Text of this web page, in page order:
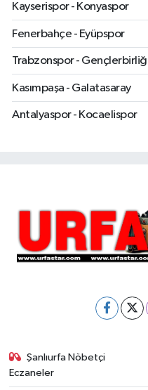
Kayserispor - Konyaspor
Fenerbahçe - Eyüpspor
Trabzonspor - Gençlerbirliği
Kasımpaşa - Galatasaray
Antalyaspor - Kocaelispor
Şanlıurfa Nöbetçi
Eczaneler